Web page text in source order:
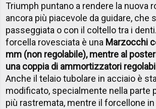
Triumph puntano a rendere la nuova
ancora più piacevole da guidare, che
passeggiata o con il coltello tra i
forcella rovesciata è una Marzocchi
mm (non regolabile), mentre al
una coppia di ammortizzatori
Anche il telaio tubolare in acciaio è
modificato, specialmente nella parte
più rastremata, mentre il forcellone